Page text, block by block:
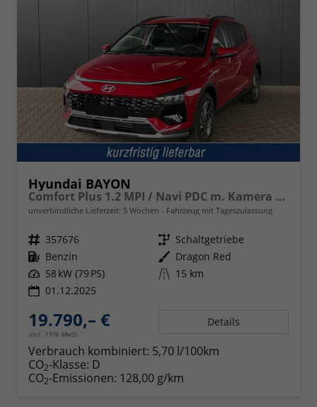
Hyundai BAYON
Comfort Plus 1.2 MPI / Navi PDC m. Kamera Klimaautom./ LED Sitz & Lenkr.Heiz/ Alu16
unverbindliche Lieferzeit: 5 Wochen Fahrzeug mit Tageszulassung
Fahrzeugnr. 357676 Getriebe Schaltgetriebe
Kraftstoff Benzin Außenfarbe Dragon Red
Leistung 58 kW (79 PS) Kilometerstand 15 km
01.12.2025
19.790,– €
incl. 19% MwSt.
Details
Verbrauch kombiniert: 5,70 l/100km
CO2-Klasse: D
CO2-Emissionen: 128,00 g/km